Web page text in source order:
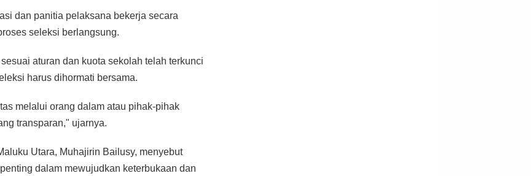
dan panitia pelaksana bekerja secara
seleksi berlangsung.
aturan dan kuota sekolah telah terkunci
harus dihormati bersama.
melalui orang dalam atau pihak-pihak
transparan," ujarnya.
Utara, Muhajirin Bailusy, menyebut
dalam mewujudkan keterbukaan dan